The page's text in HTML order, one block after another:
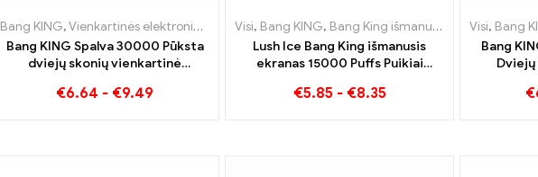
,Vienkartinės elektroninės cigaretės Belgija, Vienkartinės elektroninės cigaretės Danija
Bang KING,Vienkartinės elektroninės cigaretės Lietuva ,Vienkartinės elektroninės cigaretės
Bang KING Spalva 30000 Pūksta
dviejų skonių vienkartinė
Watermelon Bubble Gum Sweet
€6.64 - €9.49
Visi, Bang KING, Bang King išmanusis ekranas 15000 Puff
Lush Ice Bang King išmanusis
ekranas 15000 Puffs Puikiai
mišinys
€5.85 - €8.35
Visi, Bang
Bang
ir
€